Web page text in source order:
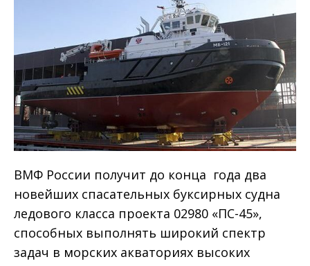
ВМФ России получит до конца года два
новейших спасательных буксирных судна
ледового класса проекта 02980 «ПС-45»,
способных выполнять широкий спектр
задач в морских акваториях высоких